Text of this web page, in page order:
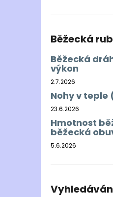
Běžecká
Běžecká
výkon
2.7.2026
Nohy v teple
23.6.2026
Hmotnost
běžecká
5.6.2026